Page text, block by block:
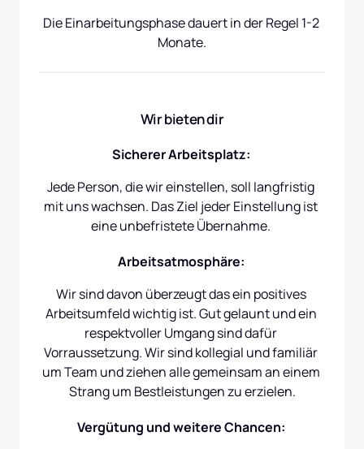
Die Einarbeitungsphase dauert in der Regel 1-2
Monate.
Wir bieten dir
Sicherer Arbeitsplatz:
Jede Person, die wir einstellen, soll langfristig
mit uns wachsen. Das Ziel jeder Einstellung ist
eine unbefristete Übernahme.
Arbeitsatmosphäre:
Wir sind davon überzeugt das ein positives
Arbeitsumfeld wichtig ist. Gut gelaunt und ein
respektvoller Umgang sind dafür
Vorraussetzung. Wir sind kollegial und familiär
um Team und ziehen alle gemeinsam an einem
Strang um Bestleistungen zu erzielen.
Vergütung und weitere Chancen: